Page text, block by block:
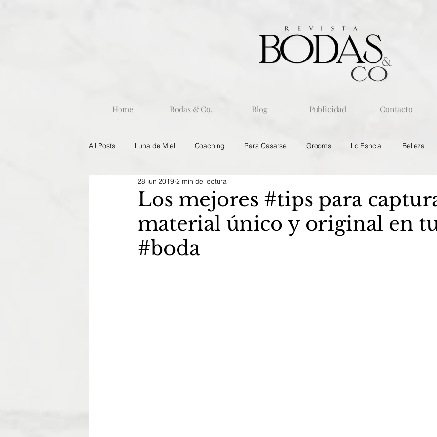
Home Bodas & Co. Blog Publicidad Contacto
All Posts Luna de Miel Coaching Para Casarse Grooms Lo Esncial Belleza
Los mejores #tips para
material único y original en
#boda
28 jun 2019 2 min de lectura